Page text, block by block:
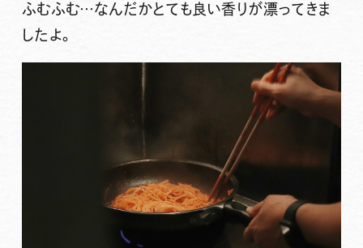
ふむふむ…なんだかとても良い香りが漂ってきま
したよ。